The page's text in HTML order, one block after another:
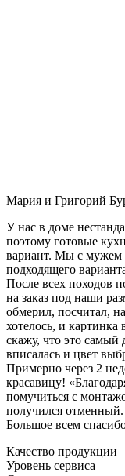
Мария и Григорий
У нас в доме
поэтому готовые
вариант. Мы с мужем
подходящего
После всех походов
на заказ под наши
обмерил, посчитал,
хотелось, и картинка
скажу, что это самый
вписалась и цвет
Примерно через 2
красавицу!
помучиться с
получился отменный.
Большое всем
Качество продукции
Уровень сервиса